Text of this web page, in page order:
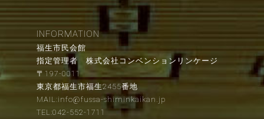
INFORMATION
福生市民会館
指定管理者 株式会社コンベンションリンケージ
〒197-0011
東京都福生市福生2455番地
MAIL:info@fussa-shiminkaikan.jp
TEL:042-552-1711